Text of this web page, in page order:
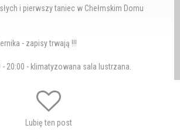
i pierwszy taniec w Chełmskim Domu
- zapisy trwają !!!
20:00 - klimatyzowana sala lustrzana.
Lubię ten post